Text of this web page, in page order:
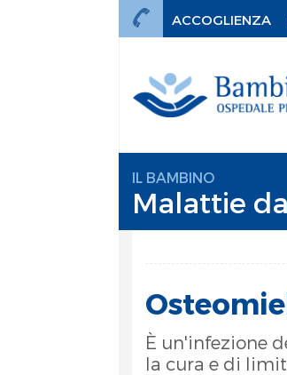
ACCOGLIENZA
IL BAMBINO
Malattie
È un'infezione
la cura e di